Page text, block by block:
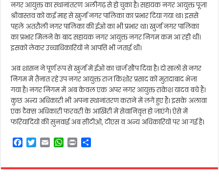
नगर आयुक्त का स्थानांतरण अलीगढ़ से हो चुका है। सहायक नगर आयुक्त पूजा
श्रीवास्तव को कई माह से खुर्जा नगर पालिका का प्रभार दिया गया था। इससे
पहले अतरौली नगर पालिका की ईओ का भी प्रभार था। खुर्जा नगर पालिका
का प्रभार मिलने के बाद सहायक नगर आयुक्त नगर निगम कम आ रही थीं।
इसको लेकर उच्चाधिकारियों ने आपत्ति भी जताई थी।
अब शासन ने पूर्ण रूप से खुर्जा में ईओ का चार्ज सौंप दिया है। दो सालों से नगर
निगम में तैनात रहे उप नगर आयुक्त राज किशोर प्रसाद को मुरादाबाद भेजा
गया है। नगर निगम में अब केवल एक अपर नगर आयुक्त राकेश यादव बचे हैं।
कुछ अन्य अधिकारी भी अपना स्थानांतरण कराने में लगे हुए हैं। इसके अलावा
एक टैक्स अधिकारी फरवरी के आखिरी में सेवानिवृत्त हो जाएंगे। ऐसे में
फरियादियों की सुनवाई अब सीटीओ, टीएस व अन्य अधिकारियों पर आ गई है।
F
e
T
t
E
i
W
t
P
n
r